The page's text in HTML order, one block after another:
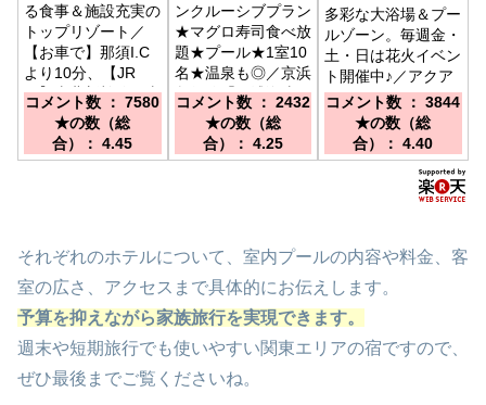
る食事＆施設充実の
トップリゾート／
【お車で】那須I.C
より10分、【JR
で】東北新幹線・東
北本線 那須塩原駅
から無料シャトルバ
スで30分（要予
コメント数 ： 7580
★の数（総
合）： 4.45
ンクルーシブプラン
★マグロ寿司食べ放
題★プール★1室10
名★温泉も◎／京浜
急行線「三浦海岸
駅」より徒歩7分
（無料送迎バスあ
り） / 横浜・横須賀
コメント数 ： 2432
★の数（総
合）： 4.25
多彩な大浴場＆プー
ルゾーン。毎週金・
土・日は花火イベン
ト開催中♪／アクア
ライン木更津金田Ｉ
Ｃ下車約５分 ＪＲ
木更津駅 高速金田
バスターミナル よ
り無料送迎バス
コメント数 ： 3844
★の数（総
合）： 4.40
それぞれのホテルについて、室内プールの内容や料金、客
室の広さ、アクセスまで具体的にお伝えします。
予算を抑えながら家族旅行を実現できます。
週末や短期旅行でも使いやすい関東エリアの宿ですので、
ぜひ最後までご覧くださいね。